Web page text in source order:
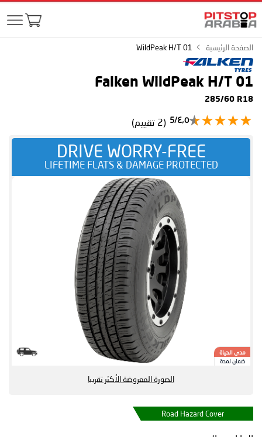
الصفحة الرئيسية WildPeak H/T 01
Falken WildPeak H/T 01
285/60 R18
٤٫٥/5 (2 تقييم)
DRIVE WORRY-FREE
LIFETIME FLATS & DAMAGE PROTECTED
مدى الحياة
ضمان لمدة
الصورة المعروضة الأكثر تقريبا
Road Hazard Cover